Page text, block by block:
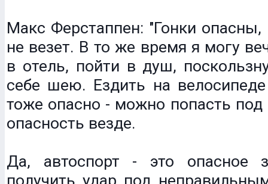
Макс Ферстаппен: "Гонки опасны,
не везет. В то же время я могу
в отель, пойти в душ,
себе шею. Ездить на
тоже опасно - можно попасть под
опасность везде.
Да, автоспорт - это опасное